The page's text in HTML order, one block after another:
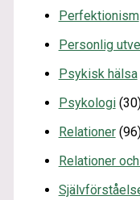
Perfektionism
Personlig
Psykisk hälsa
Psykologi
Relationer
Relationer